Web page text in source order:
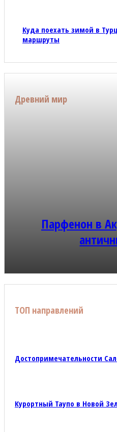
Куда поехать зимой в
маршруты
Древний мир
Парфенон в
ТОП направлений
Достопримечательности
Курортный Таупо в Новой